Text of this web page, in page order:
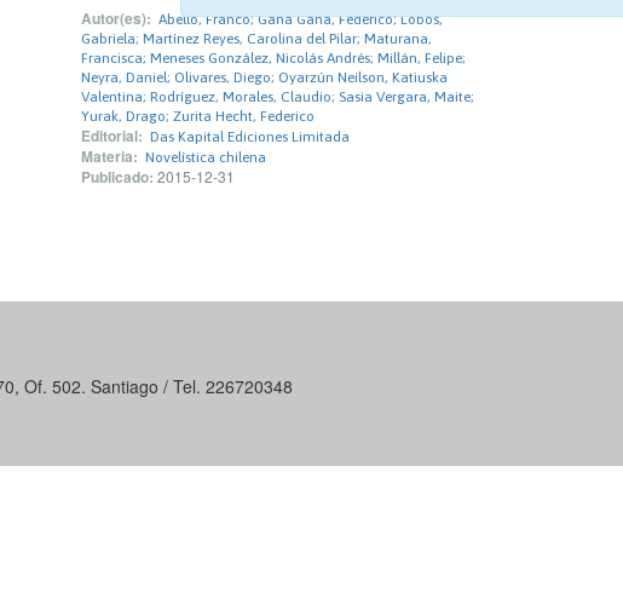
Autor(es): Abello, Franco; Gana Gana, Federico; Lobos,
Gabriela; Martínez Reyes, Carolina del Pilar; Maturana,
Francisca; Meneses González, Nicolás Andrés; Millán, Felipe;
Neyra, Daniel; Olivares, Diego; Oyarzún Neilson, Katiuska
Valentina; Rodríguez, Morales, Claudio; Sasia Vergara, Maite;
Yurak, Drago; Zurita Hecht, Federico
Editorial: Das Kapital Ediciones Limitada
Materia: Novelística chilena
Publicado: 2015-12-31
Of. 502. Santiago / Tel. 226720348